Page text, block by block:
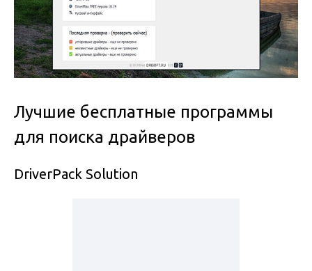
Лучшие бесплатные программы
для поиска драйверов
DriverPack Solution